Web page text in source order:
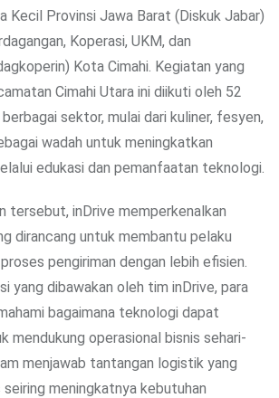
Kecil Provinsi Jawa Barat (Diskuk Jabar)
Koperasi, UKM, dan
Kota Cimahi. Kegiatan yang
Cimahi Utara ini diikuti oleh 52
sektor, mulai dari kuliner, fesyen,
wadah untuk meningkatkan
edukasi dan pemanfaatan teknologi.
tersebut, inDrive memperkenalkan
dirancang untuk membantu pelaku
pengiriman dengan lebih efisien.
yang dibawakan oleh tim inDrive, para
bagaimana teknologi dapat
mendukung operasional bisnis sehari-
menjawab tantangan logistik yang
meningkatnya kebutuhan